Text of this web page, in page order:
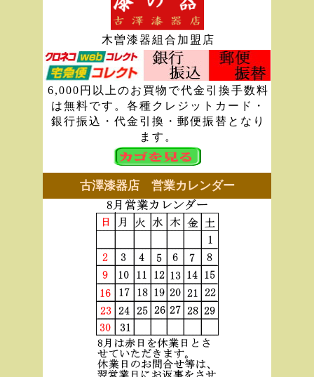
木曽漆器組合加盟店
6,000円以上のお買物で代金引換手数料
は無料です。各種クレジットカード・
銀行振込・代金引換・郵便振替となり
ます。
古澤漆器店 営業カレンダー